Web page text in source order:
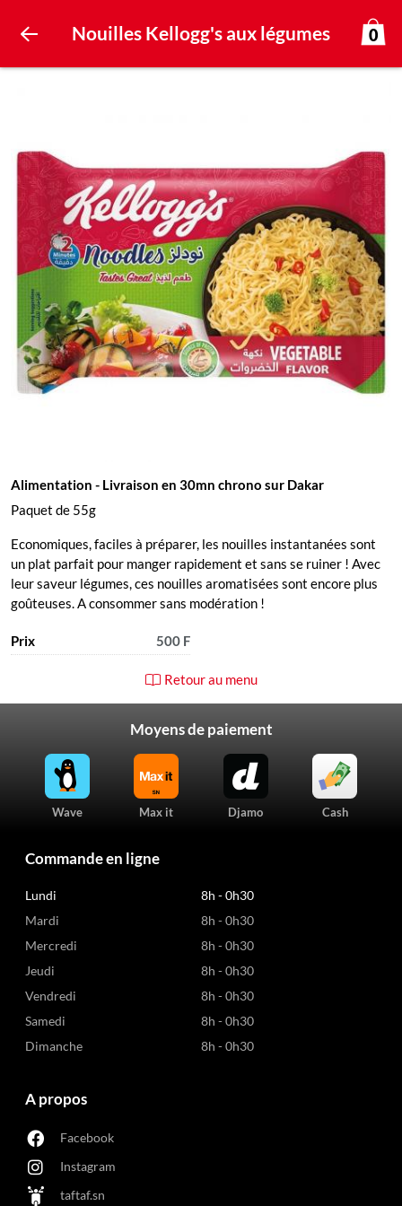
Nouilles Kellogg's aux légumes 0
Alimentation - Livraison en 30mn chrono sur Dakar
Paquet de 55g
Economiques, faciles à préparer, les nouilles instantanées sont
un plat parfait pour manger rapidement et sans se ruiner ! Avec
leur saveur légumes, ces nouilles aromatisées sont encore plus
goûteuses. A consommer sans modération !
Prix 500 F
Retour au menu
Moyens de paiement
Wave Max it Djamo Cash
Commande en ligne
Lundi
8h - 0h30
Mardi
8h - 0h30
Mercredi
8h - 0h30
Jeudi
8h - 0h30
Vendredi
8h - 0h30
Samedi
8h - 0h30
Dimanche
8h - 0h30
A propos
Facebook
Instagram
taftaf.sn